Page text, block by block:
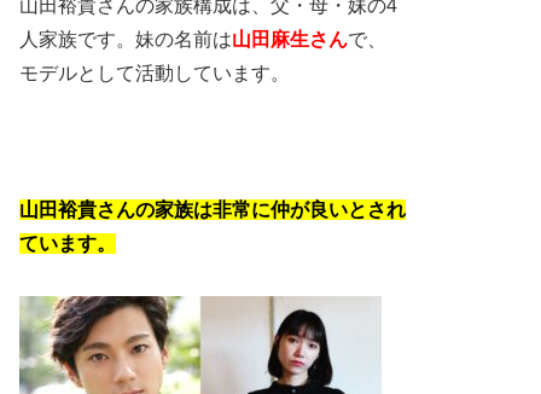
山田裕貴さんの家族構成は、父・母・妹の4
人家族です。妹の名前は山田麻生さんで、
モデルとして活動しています。
山田裕貴さんの家族は非常に仲が良いとされ
ています。